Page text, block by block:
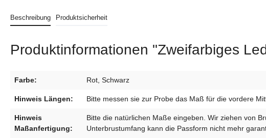
Beschreibung Produktsicherheit
Produktinformationen "Zweifarbiges
Farbe: Rot, Schwarz
Hinweis Längen: Bitte messen sie zur Probe das Maß für die vordere
Hinweis
Maßanfertigung:
Bitte die natürlichen Maße eingeben. Wir ziehen von
Unterbrustumfang kann die Passform nicht mehr